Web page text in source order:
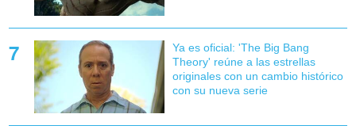
Ya es oficial: 'The Big Bang
Theory' reúne a las estrellas
originales con un cambio histórico
con su nueva serie